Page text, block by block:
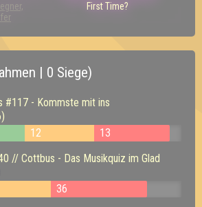
First Time?
| 0 Siege)
#117 - Kommste mit ins
12
13
// Cottbus - Das Musikquiz im Glad
36